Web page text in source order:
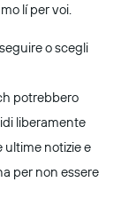
lí per voi.
o scegli
potrebbero
liberamente
ultime notizie e
per non essere